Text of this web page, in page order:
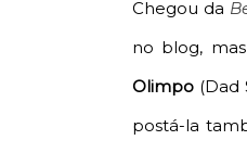
Chegou da
no blog,
Olimpo (Dad
postá-la